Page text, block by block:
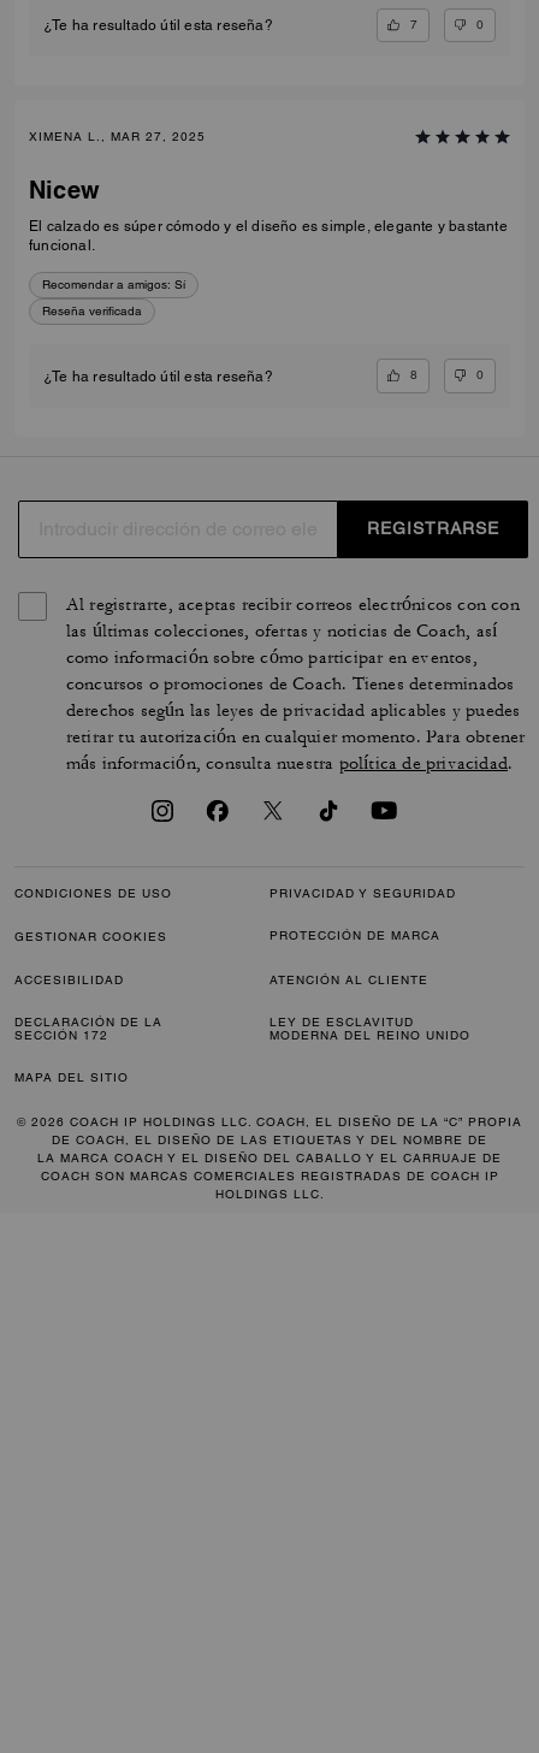
¿Te ha resultado útil esta reseña? 7 0
XIMENA L., MAR 27, 2025
Nicew
El calzado es súper cómodo y el diseño es simple, elegante y bastante
funcional.
Recomendar a amigos: Sí
Reseña verificada
¿Te ha resultado útil esta reseña? 8 0
REGISTRARSE
Al registrarte, aceptas recibir correos electrónicos con con
las últimas colecciones, ofertas y noticias de Coach, así
como información sobre cómo participar en eventos,
concursos o promociones de Coach. Tienes determinados
derechos según las leyes de privacidad aplicables y puedes
retirar tu autorización en cualquier momento. Para obtener
más información, consulta nuestra política de privacidad.
CONDICIONES DE USO PRIVACIDAD Y SEGURIDAD
GESTIONAR COOKIES PROTECCIÓN DE MARCA
ACCESIBILIDAD ATENCIÓN AL CLIENTE
DECLARACIÓN DE LA
SECCIÓN 172
LEY DE ESCLAVITUD
MODERNA DEL REINO UNIDO
MAPA DEL SITIO
© 2026 COACH IP HOLDINGS LLC. COACH, EL DISEÑO DE LA “C” PROPIA
DE COACH, EL DISEÑO DE LAS ETIQUETAS Y DEL NOMBRE DE
LA MARCA COACH Y EL DISEÑO DEL CABALLO Y EL CARRUAJE DE
COACH SON MARCAS COMERCIALES REGISTRADAS DE COACH IP
HOLDINGS LLC.